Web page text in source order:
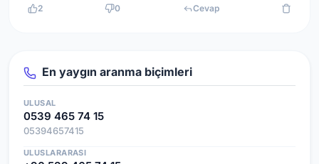
2 0 Cevap
En yaygın aranma biçimleri
ULUSAL
0539 465 74 15
05394657415
ULUSLARARASI